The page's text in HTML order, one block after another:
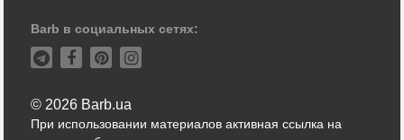
Barb в социальных сетях:
© 2026 Barb.ua
При использовании материалов активная ссылка на